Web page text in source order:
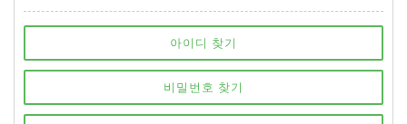
아이디 찾기
비밀번호 찾기